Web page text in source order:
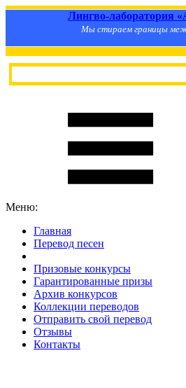
Лингво-лаборатория
Мы стираем границы
Меню:
Главная
Перевод песен
Призовые конкурсы
Гарантированные призы
Архив конкурсов
Коллекции переводов
Отправить свой перевод
Отзывы
Контакты